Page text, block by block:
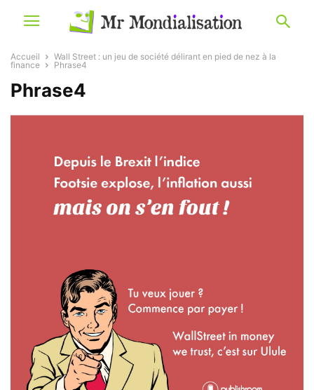
Accueil
Wall Street : un jeu de société délirant en pied de nez à la
finance
Phrase4
Phrase4